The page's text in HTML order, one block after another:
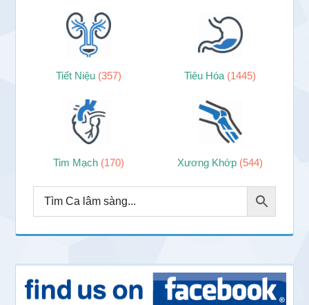
Tiết Niệu (357) Tiêu Hóa (1445)
Tim Mạch (170) Xương Khớp (544)